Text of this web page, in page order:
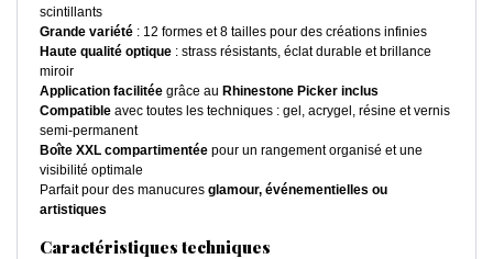
scintillants
Grande variété : 12 formes et 8 tailles pour des créations infinies
Haute qualité optique : strass résistants, éclat durable et brillance
miroir
Application facilitée grâce au Rhinestone Picker inclus
Compatible avec toutes les techniques : gel, acrygel, résine et vernis
semi-permanent
Boîte XXL compartimentée pour un rangement organisé et une
visibilité optimale
Parfait pour des manucures glamour, événementielles ou
artistiques
Caractéristiques techniques